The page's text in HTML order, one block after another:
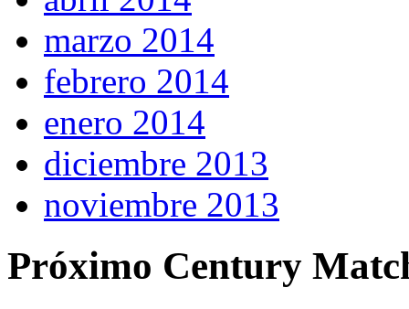
marzo 2014
febrero 2014
enero 2014
diciembre 2013
noviembre 2013
Próximo Century